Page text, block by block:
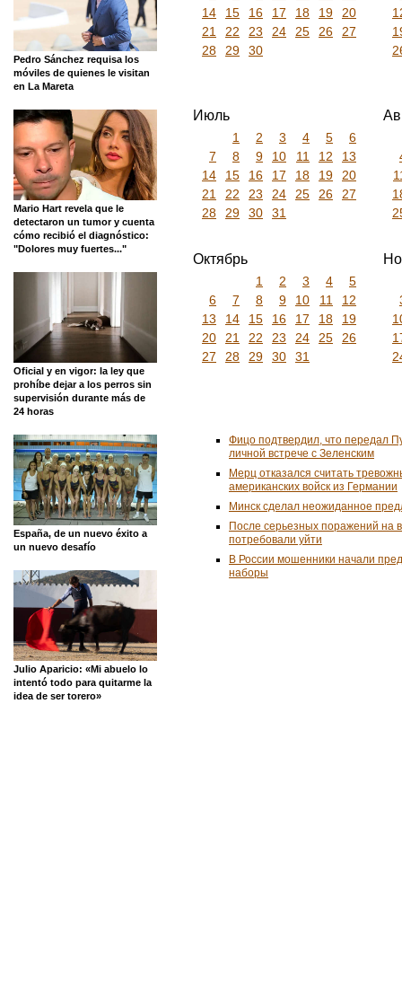
Pedro Sánchez requisa los
móviles de quienes le visitan
en La Mareta
Mario Hart revela que le
detectaron un tumor y cuenta
cómo recibió el diagnóstico:
"Dolores muy fuertes..."
Oficial y en vigor: la ley que
prohíbe dejar a los perros sin
supervisión durante más de
24 horas
España, de un nuevo éxito a
un nuevo desafío
Julio Aparicio: «Mi abuelo lo
intentó todo para quitarme la
idea de ser torero»
14
15 16 17 18 19
20
21
22 23 24 25 26
27
28
29 30
Июль
1 2 3 4 5
6
7
8 9 10 11 12
13
14
15 16 17 18 19
20
21
22 23 24 25 26
27
28
29 30 31
Октябрь
1 2 3 4
5
6
7 8 9 10 11
12
13
14 15 16 17 18
19
20
21 22 23 24 25
26
27
28 29 30 31
Фицо подтвердил, что передал
личной встрече с Зеленским
Мерц отказался считать
американских войск из Германии
Минск сделал неожиданное
После серьезных поражений на
потребовали уйти
В России мошенники начали
наборы